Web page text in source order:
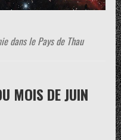
dans le Pays de Thau
MOIS DE JUIN